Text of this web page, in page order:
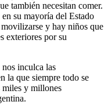
también necesitan comer.
su mayoría del Estado
y hay niños que
exteriores por su
inculca las
la que siempre todo se
miles y millones